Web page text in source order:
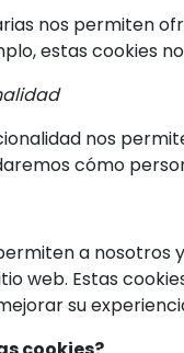
nos permiten
estas cookies
nos
cómo
a
web. Estas
su